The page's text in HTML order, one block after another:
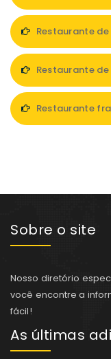
Restaurante
Restaurante
Restaurante
Sobre o site
Nosso diretório
você encontre a
fácil!
As últimas